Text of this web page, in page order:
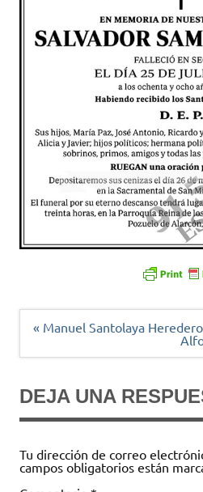
Navegación
« Manuel Santolaya Heredero
DEJA UNA
Tu dirección de correo
campos obligatorios están